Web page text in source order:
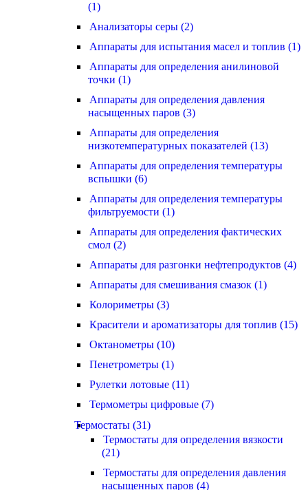
(1)
Анализаторы серы (2)
Аппараты для испытания масел и топлив (1)
Аппараты для определения анилиновой
точки (1)
Аппараты для определения давления
насыщенных паров (3)
Аппараты для определения
низкотемпературных показателей (13)
Аппараты для определения температуры
вспышки (6)
Аппараты для определения температуры
фильтруемости (1)
Аппараты для определения фактических
смол (2)
Аппараты для разгонки нефтепродуктов (4)
Аппараты для смешивания смазок (1)
Колориметры (3)
Красители и ароматизаторы для топлив (15)
Октанометры (10)
Пенетрометры (1)
Рулетки лотовые (11)
Термометры цифровые (7)
Термостаты (31)
Термостаты для определения вязкости
(21)
Термостаты для определения давления
насыщенных паров (4)